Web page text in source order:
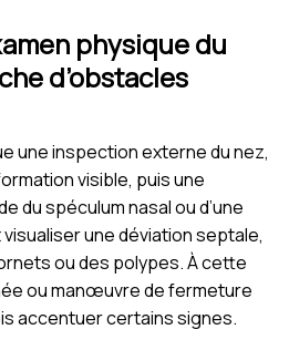
physique du
d’obstacles
une inspection externe du nez,
visible, puis une
du spéculum nasal ou d’une
visualiser une déviation septale,
ou des polypes. À cette
ou manœuvre de fermeture
accentuer certains signes.